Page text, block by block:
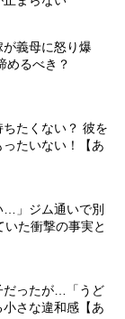
義母に怒り爆
めるべき？
たくない？ 彼を
たいない！【あ
…」ジム通いで別
た衝撃の事実と
だったが…「うど
さな違和感【あ